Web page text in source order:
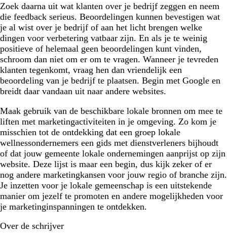
Zoek daarna uit wat klanten over je bedrijf zeggen en neem
die feedback serieus. Beoordelingen kunnen bevestigen wat
je al wist over je bedrijf of aan het licht brengen welke
dingen voor verbetering vatbaar zijn. En als je te weinig
positieve of helemaal geen beoordelingen kunt vinden,
schroom dan niet om er om te vragen. Wanneer je tevreden
klanten tegenkomt, vraag hen dan vriendelijk een
beoordeling van je bedrijf te plaatsen. Begin met Google en
breidt daar vandaan uit naar andere websites.
Maak gebruik van de beschikbare lokale bronnen om mee te
liften met marketingactiviteiten in je omgeving. Zo kom je
misschien tot de ontdekking dat een groep lokale
wellnessondernemers een gids met dienstverleners bijhoudt
of dat jouw gemeente lokale ondernemingen aanprijst op zijn
website. Deze lijst is maar een begin, dus kijk zeker of er
nog andere marketingkansen voor jouw regio of branche zijn.
Je inzetten voor je lokale gemeenschap is een uitstekende
manier om jezelf te promoten en andere mogelijkheden voor
je marketinginspanningen te ontdekken.
Over de schrijver